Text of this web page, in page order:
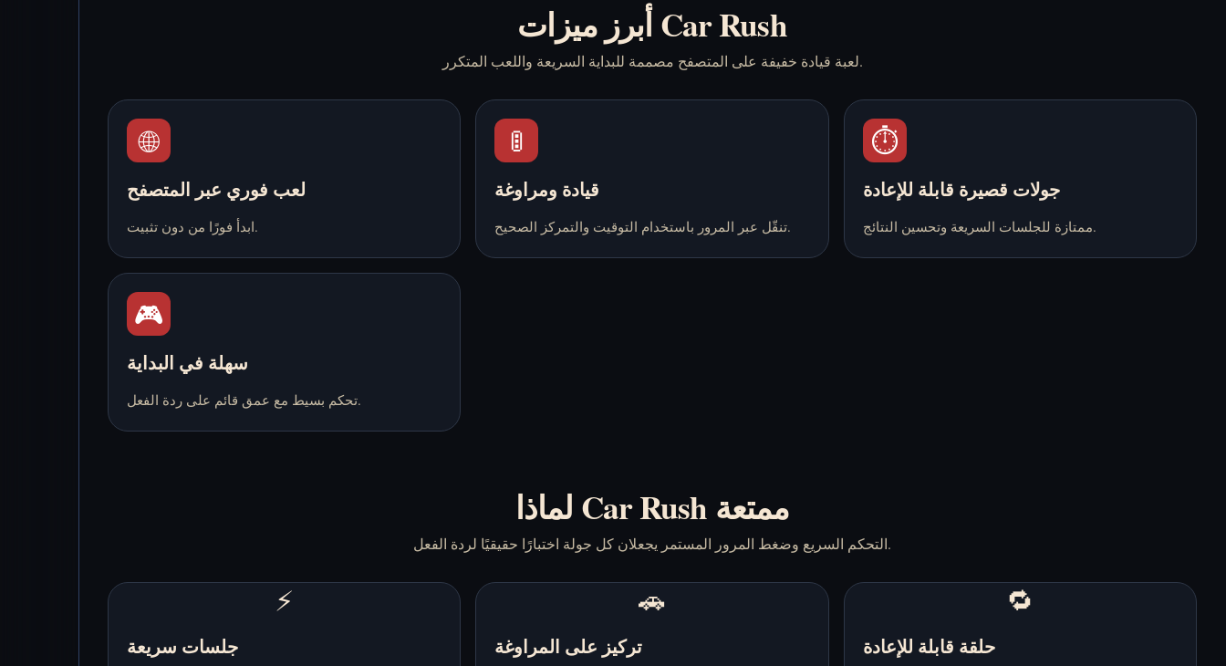
أبرز ميزات Car Rush
لعبة قيادة خفيفة على المتصفح مصممة للبداية السريعة واللعب المتكرر.
🌐
لعب فوري عبر المتصفح
ابدأ فورًا من دون تثبيت.
🚦
قيادة ومراوغة
تنقّل عبر المرور باستخدام التوقيت والتمركز الصحيح.
⏱️
جولات قصيرة قابلة للإعادة
ممتازة للجلسات السريعة وتحسين النتائج.
🎮
سهلة في البداية
تحكم بسيط مع عمق قائم على ردة الفعل.
لماذا Car Rush ممتعة
التحكم السريع وضغط المرور المستمر يجعلان كل جولة اختبارًا حقيقيًا لردة الفعل.
⚡
جلسات سريعة
🚗
تركيز على المراوغة
🔁
حلقة قابلة للإعادة